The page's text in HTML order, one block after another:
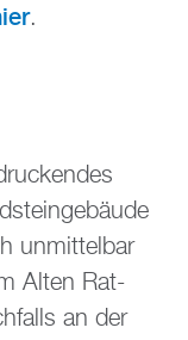
.
un­mit­tel­bar
Alten Rat­
an der